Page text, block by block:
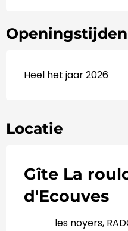
Openingstijden
Heel het jaar 2026
Locatie
Gîte La
d'Ecouves
les noyers,